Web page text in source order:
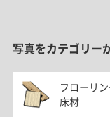
写真をカテゴリー
フローリン
床材